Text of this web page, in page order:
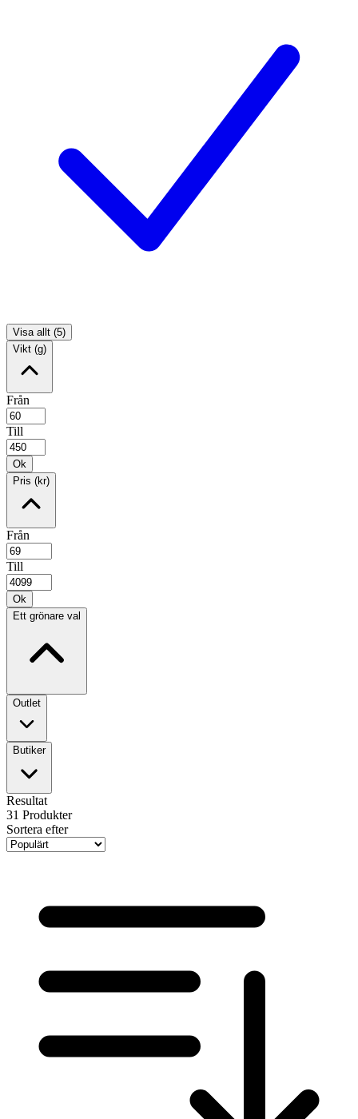
Visa allt (5)
Vikt (g)
Från
Till
Ok
Pris (kr)
Från
Till
Ok
Ett grönare val
Outlet
Butiker
Resultat
31 Produkter
Sortera efter